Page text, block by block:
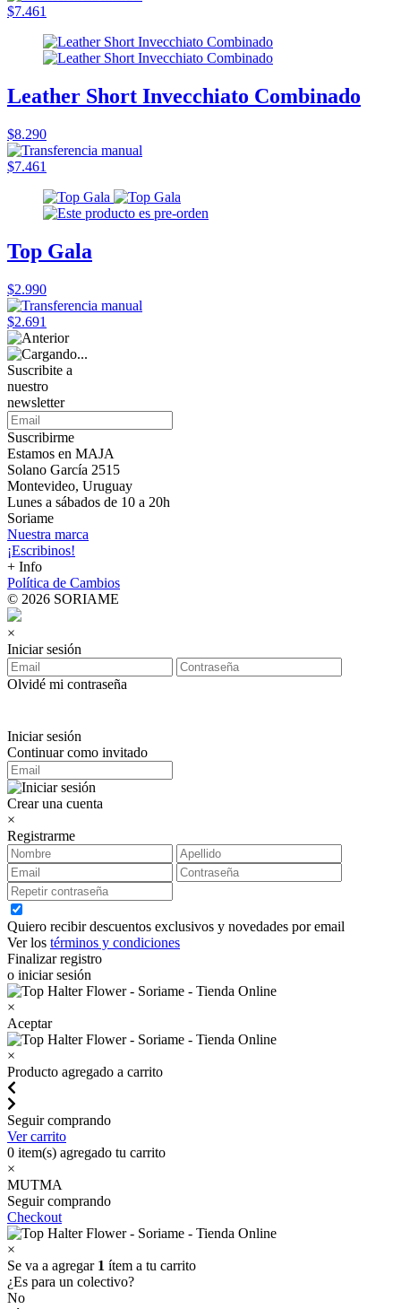
$7.461
Leather Short Invecchiato Combinado
$8.290
$7.461
Top Gala
$2.990
$2.691
Suscribite a
nuestro
newsletter
Suscribirme
Estamos en MAJA
Solano García 2515
Montevideo, Uruguay
Lunes a sábados de 10 a 20h
Soriame
Nuestra marca
¡Escribinos!
+ Info
Política de Cambios
© 2026 SORIAME
×
Iniciar sesión
Olvidé mi contraseña
Iniciar sesión
Continuar como invitado
Crear una cuenta
×
Registrarme
Quiero recibir descuentos exclusivos y novedades por email
Ver los términos y condiciones
Finalizar registro
o iniciar sesión
×
Aceptar
×
Producto agregado a carrito
Seguir comprando
Ver carrito
0 item(s) agregado tu carrito
×
MUTMA
Seguir comprando
Checkout
×
Se va a agregar 1 ítem a tu carrito
¿Es para un colectivo?
No